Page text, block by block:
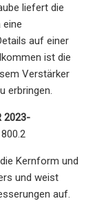
liefert die
auf einer
ist die
Verstärker
erbringen.
2023-
Kernform und
und weist
auf.